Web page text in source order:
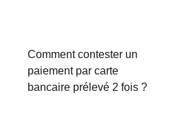
Comment contester un
paiement par carte
bancaire prélevé 2 fois ?